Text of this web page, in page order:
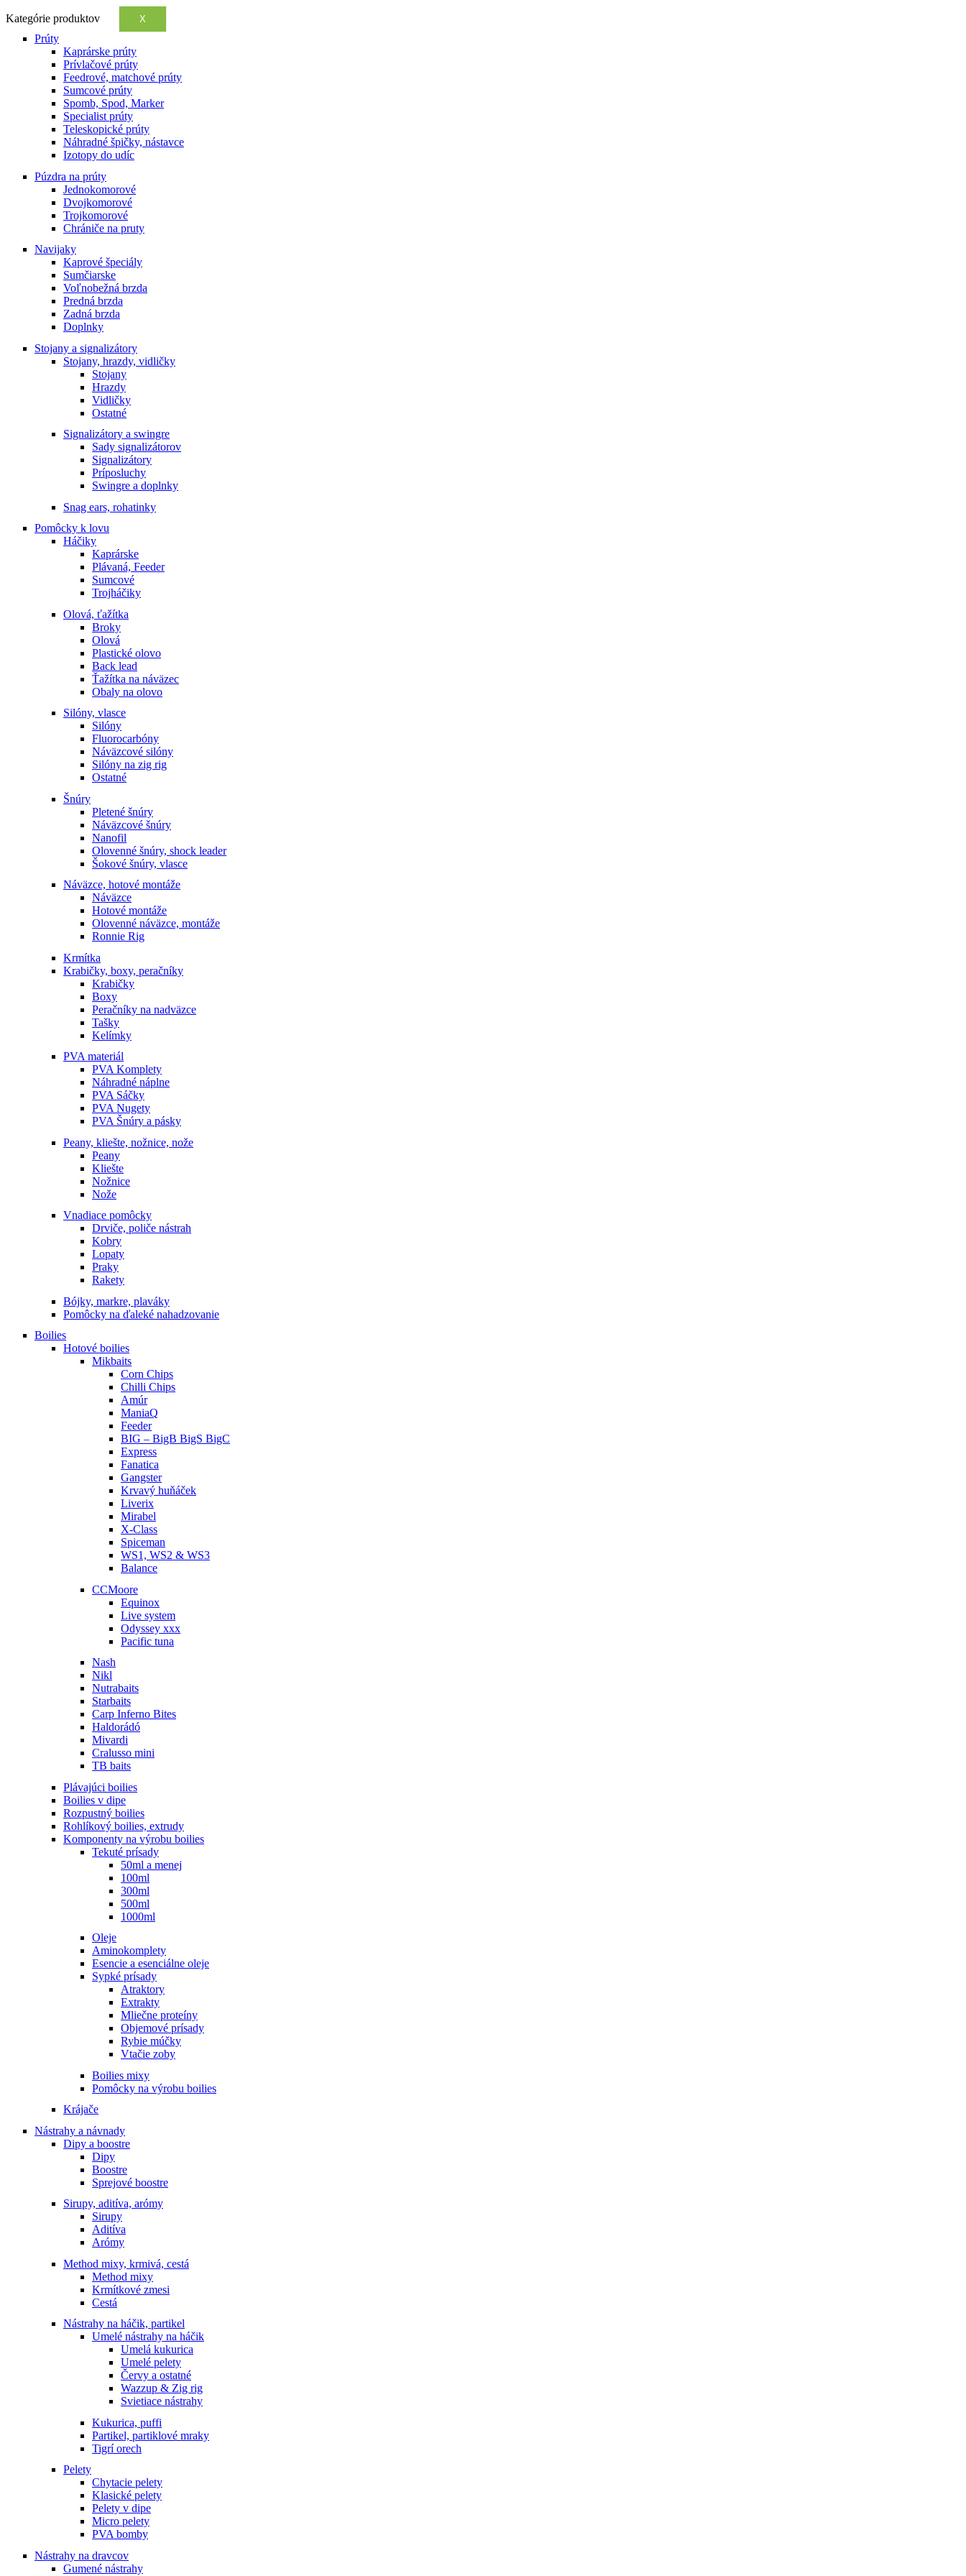
Kategórie produktov X
Prúty
Kaprárske prúty
Prívlačové prúty
Feedrové, matchové prúty
Sumcové prúty
Spomb, Spod, Marker
Specialist prúty
Teleskopické prúty
Náhradné špičky, nástavce
Izotopy do udíc
Púzdra na prúty
Jednokomorové
Dvojkomorové
Trojkomorové
Chrániče na pruty
Navijaky
Kaprové špeciály
Sumčiarske
Voľnobežná brzda
Predná brzda
Zadná brzda
Doplnky
Stojany a signalizátory
Stojany, hrazdy, vidličky
Stojany
Hrazdy
Vidličky
Ostatné
Signalizátory a swingre
Sady signalizátorov
Signalizátory
Príposluchy
Swingre a doplnky
Snag ears, rohatinky
Pomôcky k lovu
Háčiky
Kaprárske
Plávaná, Feeder
Sumcové
Trojháčiky
Olová, ťažítka
Broky
Olová
Plastické olovo
Back lead
Ťažítka na náväzec
Obaly na olovo
Silóny, vlasce
Silóny
Fluorocarbóny
Náväzcové silóny
Silóny na zig rig
Ostatné
Šnúry
Pletené šnúry
Náväzcové šnúry
Nanofil
Olovenné šnúry, shock leader
Šokové šnúry, vlasce
Náväzce, hotové montáže
Náväzce
Hotové montáže
Olovenné náväzce, montáže
Ronnie Rig
Krmítka
Krabičky, boxy, peračníky
Krabičky
Boxy
Peračníky na nadväzce
Tašky
Kelímky
PVA materiál
PVA Komplety
Náhradné náplne
PVA Sáčky
PVA Nugety
PVA Šnúry a pásky
Peany, kliešte, nožnice, nože
Peany
Kliešte
Nožnice
Nože
Vnadiace pomôcky
Drviče, poliče nástrah
Kobry
Lopaty
Praky
Rakety
Bójky, markre, plaváky
Pomôcky na ďaleké nahadzovanie
Boilies
Hotové boilies
Mikbaits
Corn Chips
Chilli Chips
Amúr
ManiaQ
Feeder
BIG – BigB BigS BigC
Express
Fanatica
Gangster
Krvavý huňáček
Liverix
Mirabel
X-Class
Spiceman
WS1, WS2 & WS3
Balance
CCMoore
Equinox
Live system
Odyssey xxx
Pacific tuna
Nash
Nikl
Nutrabaits
Starbaits
Carp Inferno Bites
Haldorádó
Mivardi
Cralusso mini
TB baits
Plávajúci boilies
Boilies v dipe
Rozpustný boilies
Rohlíkový boilies, extrudy
Komponenty na výrobu boilies
Tekuté prísady
50ml a menej
100ml
300ml
500ml
1000ml
Oleje
Aminokomplety
Esencie a esenciálne oleje
Sypké prísady
Atraktory
Extrakty
Mliečne proteíny
Objemové prísady
Rybie múčky
Vtačie zoby
Boilies mixy
Pomôcky na výrobu boilies
Krájače
Nástrahy a návnady
Dipy a boostre
Dipy
Boostre
Sprejové boostre
Sirupy, aditíva, arómy
Sirupy
Aditíva
Arómy
Method mixy, krmivá, cestá
Method mixy
Krmítkové zmesi
Cestá
Nástrahy na háčik, partikel
Umelé nástrahy na háčik
Umelá kukurica
Umelé pelety
Červy a ostatné
Wazzup & Zig rig
Svietiace nástrahy
Kukurica, puffi
Partikel, partiklové mraky
Tigrí orech
Pelety
Chytacie pelety
Klasické pelety
Pelety v dipe
Micro pelety
PVA bomby
Nástrahy na dravcov
Gumené nástrahy